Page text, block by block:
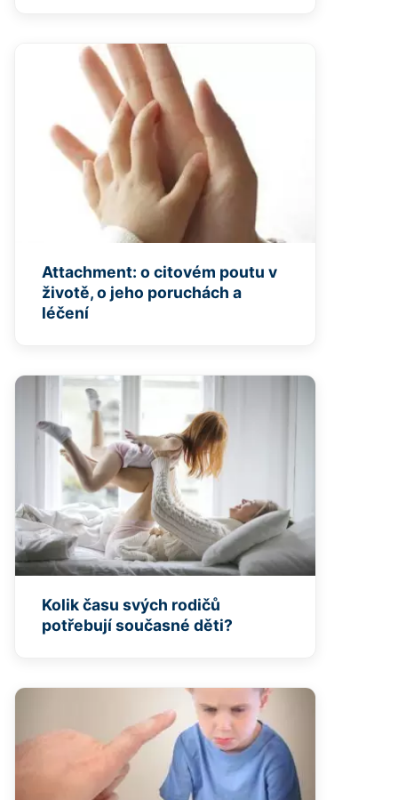
Attachment: o citovém poutu v
životě, o jeho poruchách a
léčení
Kolik času svých rodičů
potřebují současné děti?